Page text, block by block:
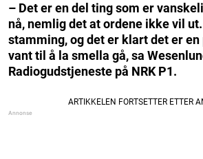
– Det er en del ting som er
nå, nemlig det at ordene ikke vil
stamming, og det er klart det er en
vant til å la smella gå, sa
Radiogudstjeneste på NRK P1.